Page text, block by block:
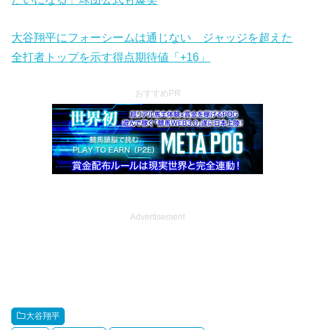
大谷翔平にフォーシームは通じない ジャッジを超えた
全打者トップを示す得点期待値「+16」
おすすめPR
Advertisement
大谷翔平